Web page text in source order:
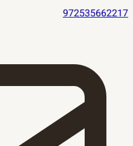
972535662217